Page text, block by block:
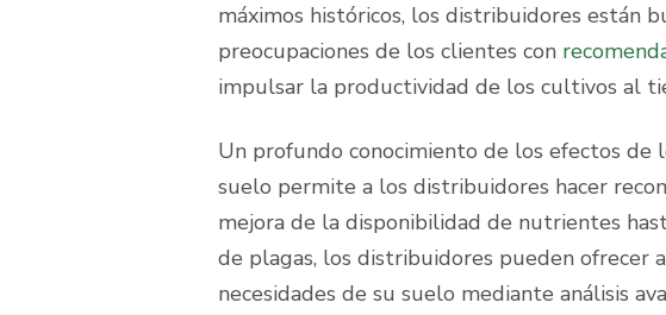
máximos históricos, los distribuidores están
preocupaciones de los clientes con
impulsar la productividad de los cultivos al
Un profundo conocimiento de los efectos
suelo permite a los distribuidores hacer
mejora de la disponibilidad de nutrientes
de plagas, los distribuidores pueden ofrecer
necesidades de su suelo mediante análisis